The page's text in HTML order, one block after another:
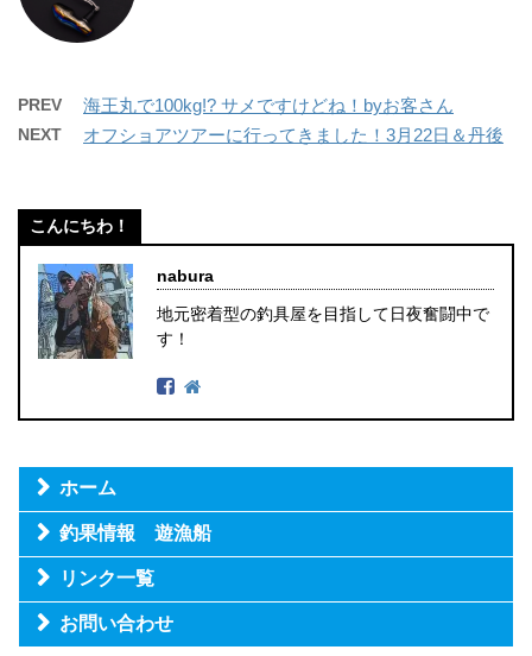
PREV 海王丸で100kg!? サメですけどね！byお客さん
NEXT オフショアツアーに行ってきました！3月22日＆丹後
こんにちわ！
nabura
地元密着型の釣具屋を目指して日夜奮闘中で
す！
ホーム
釣果情報 遊漁船
リンク一覧
お問い合わせ